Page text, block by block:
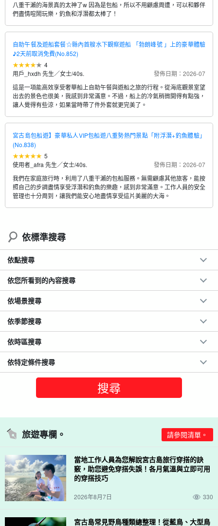
八重干瀨的海景真的太神了w 因為是包船，所以不用顧慮周遭，可以和夥伴
們盡情喧鬧玩樂，釣魚和浮潛都太棒了！
自助午餐及遊船套餐☆縣內首艘水下觀察遊船 「勃朗峰號 」上的豪華體驗
♪2天前取消免費(No.852)
4
用戶_hxdh 先生／女士/40s.
發佈日期：2026-07
這是一項能高效享受奢華船上自助午餐與遊船之旅的行程。從海底觀景室望
出去的景色也很美，我感到非常滿意。不過，船上的冷氣稍微開得有點強，
讓人覺得有些涼，如果當時帶了件外套就更完美了。
宮古島包船遊】豪華私人VIP包船遊八重勢熱門景點「附浮潛+釣魚體驗」
(No.838)
5
使用者_afra 先生／女士/40s.
發佈日期：2026-07
我們在家庭旅行時，利用了八重干瀨的包船服務。無需顧慮其他旅客，能按
照自己的步調盡情享受浮潛和釣魚的樂趣，感到非常滿意。工作人員的安全
管理也十分周到，讓我們能安心地盡情享受這片美麗的大海。
依標準搜尋
依點搜尋
依您所看到的內容搜尋
依場景搜尋
依季節搜尋
依時區搜尋
依特定條件搜尋
旅遊專欄。 請參閱清單。
當地工作人員為您解說宮古島旅行穿搭的訣
竅，助您避免穿搭失誤！各月氣溫與立即可用
的穿搭技巧
2026年8月7日 330
宮古島常見野鳥種類總整理！從藍鳥、大型鳥